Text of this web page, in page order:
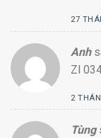
27
Anh
Zl
2
Tùng